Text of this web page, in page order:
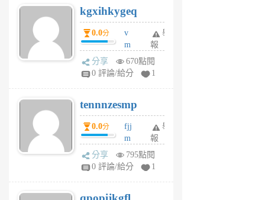
6
個
月
前
kgxihkygeq
0.0分
v
m
sg
sr
6
個
月
前
舉
報
分享
670點閱
0 評論/給分
1
tennnzesmp
0.0分
fjj
m
w
rs
6
舉
報
分享
795點閱
0 評論/給分
1